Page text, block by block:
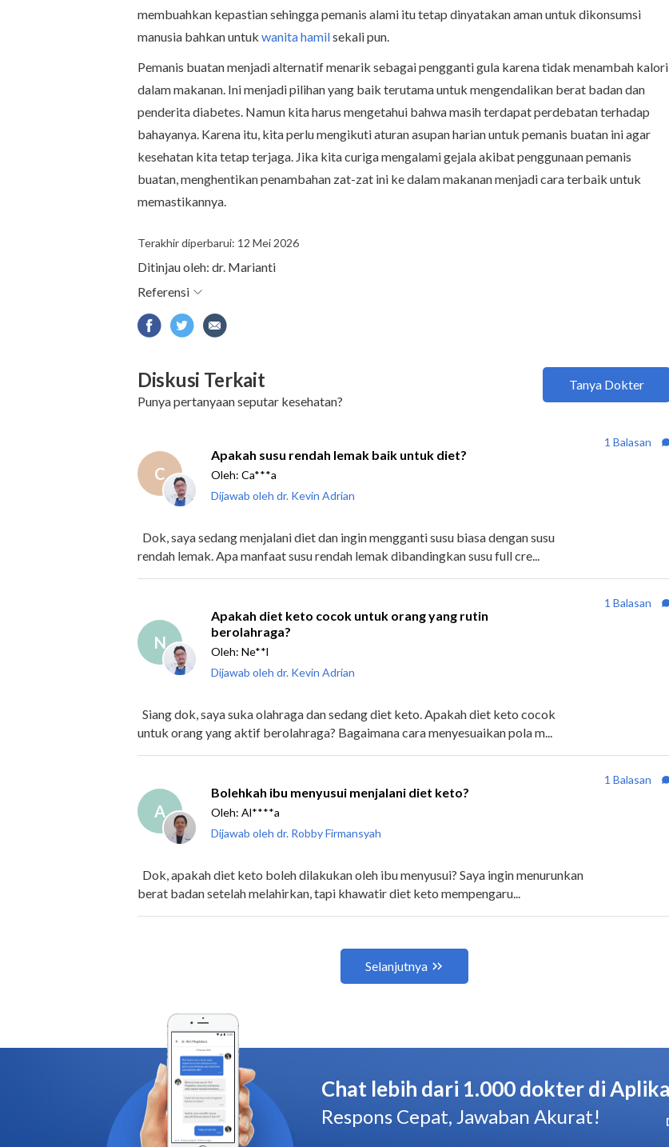
membuahkan kepastian sehingga pemanis alami itu tetap dinyatakan aman untuk dikonsumsi
manusia bahkan untuk wanita hamilsekali pun.
Pemanis buatan menjadi alternatif menarik sebagai pengganti gula karena tidak menambah kalori
dalam makanan. Ini menjadi pilihan yang baik terutama untuk mengendalikan berat badan dan
penderita diabetes. Namun kita harus mengetahui bahwa masih terdapat perdebatan terhadap
bahayanya. Karena itu, kita perlu mengikuti aturan asupan harian untuk pemanis buatan ini agar
kesehatan kita tetap terjaga. Jika kita curiga mengalami gejala akibat penggunaan pemanis
buatan, menghentikan penambahan zat-zat ini ke dalam makanan menjadi cara terbaik untuk
memastikannya.
Terakhir diperbarui: 12 Mei 2026